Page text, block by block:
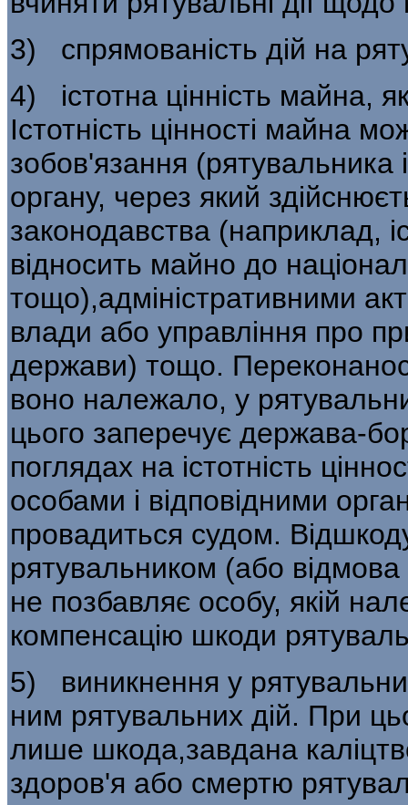
3) спрямованість дій на
4) істотна цінність майна,
Істотність цінності майна
зобов'язання (рятувальника
органу, через який
законодавства (наприклад,
відносить майно до
тощо),адміністративними
влади або управління про
держави) тощо.
воно належало, у
цього заперечує держава-
поглядах на істотність
особами і відповідними
провадиться судом.
рятувальником (або
не позбавляє особу, якій
компенсацію шкоди
5) виникнення у
ним рятувальних дій. При
лише шкода,завдана
здоров'я або смертю